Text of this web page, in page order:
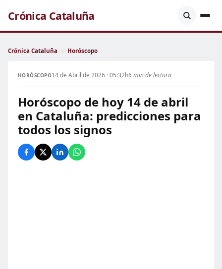
Crónica Cataluña
Crónica Cataluña › Horóscopo
HORÓSCOPO14 de Abril de 2026 · 05:32h6 min de lectura
Horóscopo de hoy 14 de abril
en Cataluña: predicciones para
todos los signos